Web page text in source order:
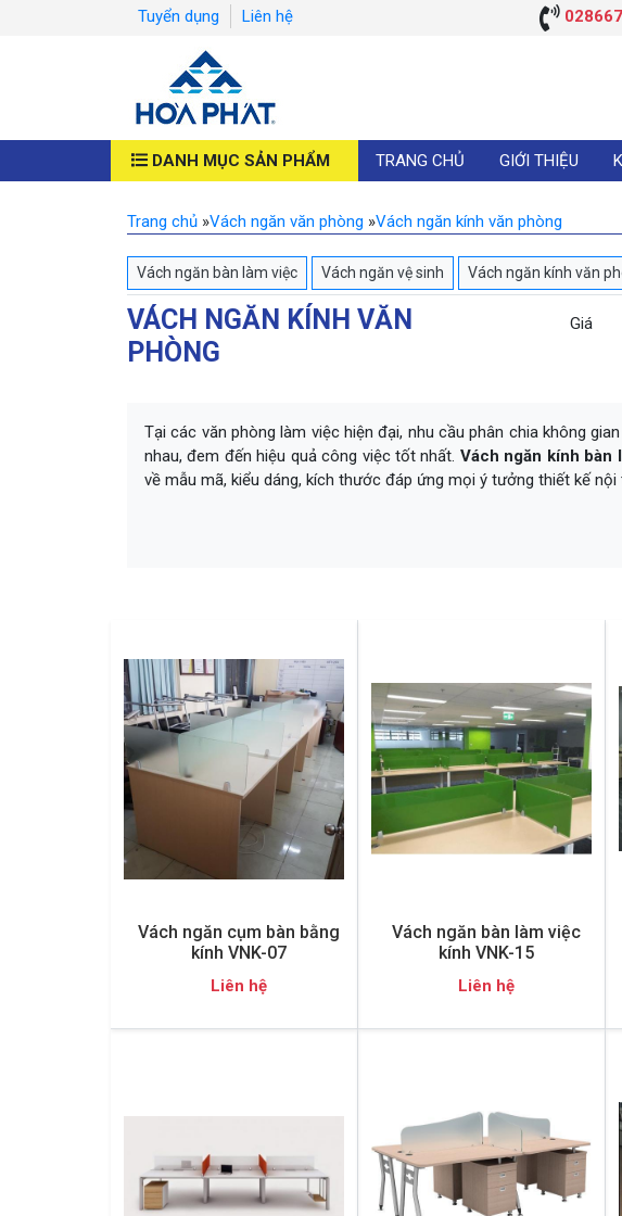
Tuyển dụng Liên hệ
DANH MỤC SẢN PHẨM TRANG CHỦ GIỚI THIỆU
Trang chủ »Vách ngăn văn phòng »Vách ngăn kính văn phòng
Vách ngăn bàn làm việc Vách ngăn vệ sinh Vách ngăn kính văn
VÁCH NGĂN KÍNH VĂN
PHÒNG
Giá
Tại các văn phòng làm việc hiện đại, nhu cầu phân chia không
nhau, đem đến hiệu quả công việc tốt nhất. Vách ngăn kính bàn
về mẫu mã, kiểu dáng, kích thước đáp ứng mọi ý tưởng thiết kế nội
Vách ngăn cụm bàn bằng
kính VNK-07
Liên hệ
Vách ngăn bàn làm việc
kính VNK-15
Liên hệ